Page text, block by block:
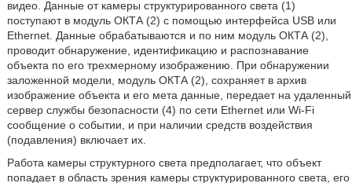
видео. Данные от камеры структурированного света (1)
поступают в модуль ОКТА (2) с помощью интерфейса USB или
Ethernet. Данные обрабатываются и по ним модуль ОКТА (2),
проводит обнаружение, идентификацию и распознавание
объекта по его трехмерному изображению. При обнаружении
заложенной модели, модуль ОКТА (2), сохраняет в архив
изображение объекта и его мета данные, передает на удаленный
сервер службы безопасности (4) по сети Ethernet или Wi-Fi
сообщение о событии, и при наличии средств воздействия
(подавления) включает их.
Работа камеры структурного света предполагает, что объект
попадает в область зрения камеры структурированного света, его